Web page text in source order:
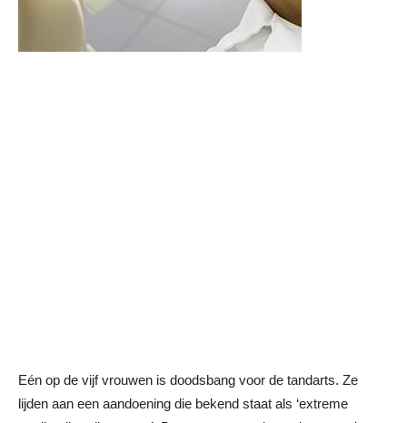
Eén op de vijf vrouwen is doodsbang voor de tandarts. Ze
lijden aan een aandoening die bekend staat als ‘extreme